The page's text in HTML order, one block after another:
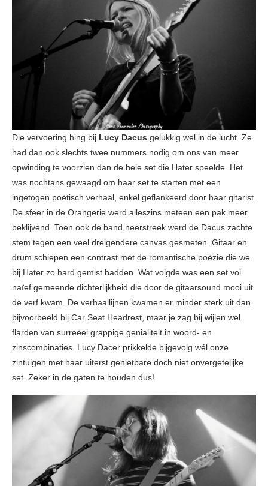
Die vervoering hing bij Lucy Dacus gelukkig wel in de lucht. Ze
had dan ook slechts twee nummers nodig om ons van meer
opwinding te voorzien dan de hele set die Hater speelde. Het
was nochtans gewaagd om haar set te starten met een
ingetogen poëtisch verhaal, enkel geflankeerd door haar gitarist.
De sfeer in de Orangerie werd alleszins meteen een pak meer
beklijvend. Toen ook de band neerstreek werd de Dacus zachte
stem tegen een veel dreigendere canvas gesmeten. Gitaar en
drum schiepen een contrast met de romantische poëzie die we
bij Hater zo hard gemist hadden. Wat volgde was een set vol
naïef gemeende dichterlijkheid die door de gitaarsound mooi uit
de verf kwam. De verhaallijnen kwamen er minder sterk uit dan
bijvoorbeeld bij Car Seat Headrest, maar je zag bij wijlen wel
flarden van surreëel grappige genialiteit in woord- en
zinscombinaties. Lucy Dacer prikkelde bijgevolg wél onze
zintuigen met haar uiterst genietbare doch niet onvergetelijke
set. Zeker in de gaten te houden dus!